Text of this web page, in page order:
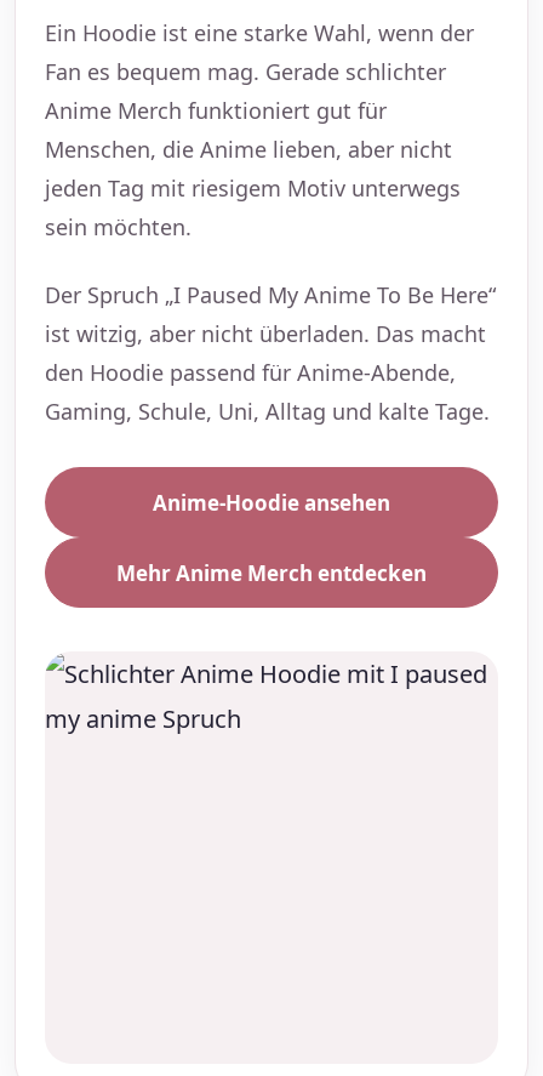
Ein Hoodie ist eine starke Wahl, wenn der
Fan es bequem mag. Gerade schlichter
Anime Merch funktioniert gut für
Menschen, die Anime lieben, aber nicht
jeden Tag mit riesigem Motiv unterwegs
sein möchten.
Der Spruch „I Paused My Anime To Be Here“
ist witzig, aber nicht überladen. Das macht
den Hoodie passend für Anime-Abende,
Gaming, Schule, Uni, Alltag und kalte Tage.
Anime-Hoodie ansehen
Mehr Anime Merch entdecken